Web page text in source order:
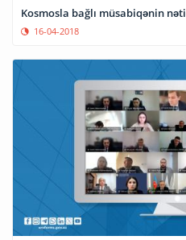
Kosmosla bağlı müsabiqənin
16-04-2018